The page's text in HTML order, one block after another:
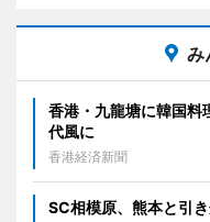
み
香港・九龍塘に韓国
代風に
香港経済新聞
SC相模原、熊本と引